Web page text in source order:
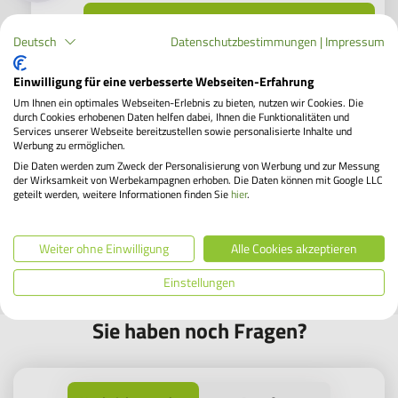
Wann kann ich mein Traumrad
beantragen?
Sobald Ihr Arbeitgeber Bikeleasing-Kunde ist
und Sie bei uns registriert sind, können Sie Ihr
Traumrad bei einem von über 6.800
Bikeleasing-Partnerhändlern aussuchen.
Händlersuche
Sie haben noch Fragen?
Deutsch Datenschutzbestimmungen |Impressum
Einwilligung für eine verbesserte Webseiten-Erfahrung
Um Ihnen ein optimales Webseiten-Erlebnis zu bieten, nutzen wir Cookies. Die
durch Cookies erhobenen Daten helfen dabei, Ihnen die Funktionalitäten und
Services unserer Webseite bereitzustellen sowie personalisierte Inhalte und
Werbung zu ermöglichen.
Die Daten werden zum Zweck der Personalisierung von Werbung und zur Messung
der Wirksamkeit von Werbekampagnen erhoben. Die Daten können mit Google LLC
geteilt werden, weitere Informationen finden Siehier.
Weiter ohne Einwilligung
Alle Cookies akzeptieren
Einstellungen